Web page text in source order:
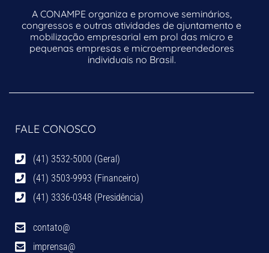
A CONAMPE organiza e promove seminários,
congressos e outras atividades de ajuntamento e
mobilização empresarial em prol das micro e
pequenas empresas e microempreendedores
individuais no Brasil.
FALE CONOSCO
(41) 3532-5000 (Geral)
(41) 3503-9993 (Financeiro)
(41) 3336-0348 (Presidência)
contato@
imprensa@